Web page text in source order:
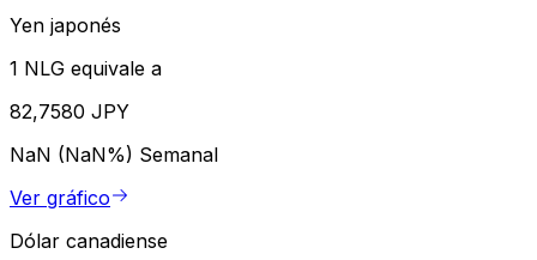
Yen japonés
1 NLG equivale a
82,7580 JPY
NaN (NaN%) Semanal
Ver gráfico
Dólar canadiense